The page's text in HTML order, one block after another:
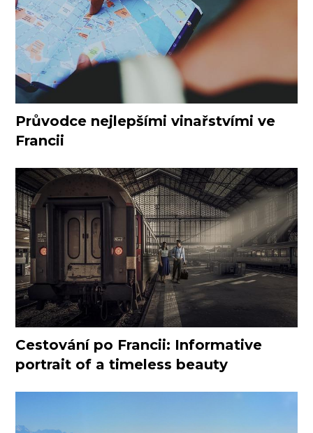
Průvodce nejlepšími vinařstvími ve
Francii
Cestování po Francii: Informative
portrait of a timeless beauty